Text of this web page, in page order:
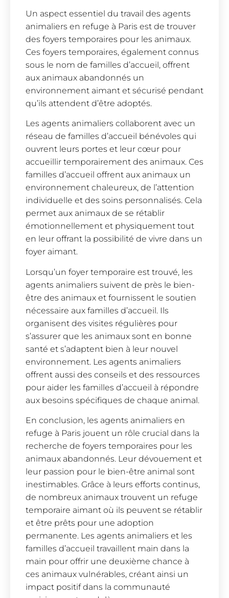
Un aspect essentiel du travail des agents
animaliers en refuge à Paris est de trouver
des foyers temporaires pour les animaux.
Ces foyers temporaires, également connus
sous le nom de familles d’accueil, offrent
aux animaux abandonnés un
environnement aimant et sécurisé pendant
qu’ils attendent d’être adoptés.
Les agents animaliers collaborent avec un
réseau de familles d’accueil bénévoles qui
ouvrent leurs portes et leur cœur pour
accueillir temporairement des animaux. Ces
familles d’accueil offrent aux animaux un
environnement chaleureux, de l’attention
individuelle et des soins personnalisés. Cela
permet aux animaux de se rétablir
émotionnellement et physiquement tout
en leur offrant la possibilité de vivre dans un
foyer aimant.
Lorsqu’un foyer temporaire est trouvé, les
agents animaliers suivent de près le bien-
être des animaux et fournissent le soutien
nécessaire aux familles d’accueil. Ils
organisent des visites régulières pour
s’assurer que les animaux sont en bonne
santé et s’adaptent bien à leur nouvel
environnement. Les agents animaliers
offrent aussi des conseils et des ressources
pour aider les familles d’accueil à répondre
aux besoins spécifiques de chaque animal.
En conclusion, les agents animaliers en
refuge à Paris jouent un rôle crucial dans la
recherche de foyers temporaires pour les
animaux abandonnés. Leur dévouement et
leur passion pour le bien-être animal sont
inestimables. Grâce à leurs efforts continus,
de nombreux animaux trouvent un refuge
temporaire aimant où ils peuvent se rétablir
et être prêts pour une adoption
permanente. Les agents animaliers et les
familles d’accueil travaillent main dans la
main pour offrir une deuxième chance à
ces animaux vulnérables, créant ainsi un
impact positif dans la communauté